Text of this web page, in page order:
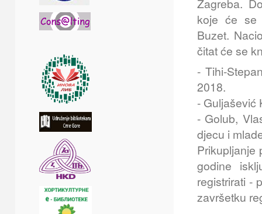
Zagreba.
koje će se
Buzet.
čitat će se
- Tihi-
2018.
- Guljašević
- Golub,
djecu i
Prikupljanje
godine
registrirati -
završetku